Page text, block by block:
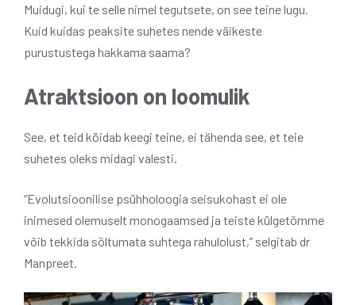
Muidugi, kui te selle nimel tegutsete, on see teine ​​lugu.
Kuid kuidas peaksite suhetes nende väikeste
purustustega hakkama saama?
Atraktsioon on loomulik
See, et teid köidab keegi teine, ei tähenda see, et teie
suhetes oleks midagi valesti.
“Evolutsioonilise psühholoogia seisukohast ei ole
inimesed olemuselt monogaamsed ja teiste külgetõmme
võib tekkida sõltumata suhtega rahulolust,” selgitab dr
Manpreet.